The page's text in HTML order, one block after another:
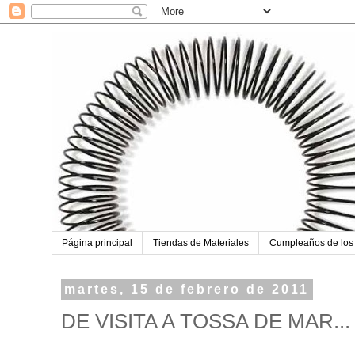
Página principal Tiendas de Materiales Cumpleaños de
martes, 15 de febrero de 2011
DE VISITA A TOSSA DE MAR...